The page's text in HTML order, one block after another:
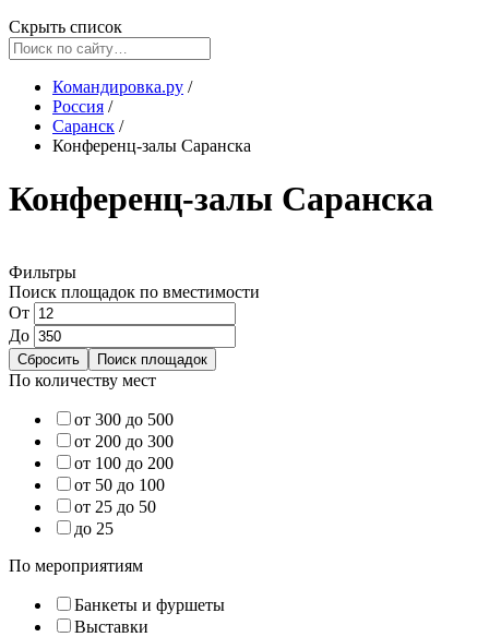
Скрыть список
Командировка.ру /
Россия /
Саранск /
Конференц-залы Саранска
Конференц-залы Саранска
Фильтры
Поиск площадок по вместимости
От
До
По количеству мест
от 300 до 500
от 200 до 300
от 100 до 200
от 50 до 100
от 25 до 50
до 25
По мероприятиям
Банкеты и фуршеты
Выставки